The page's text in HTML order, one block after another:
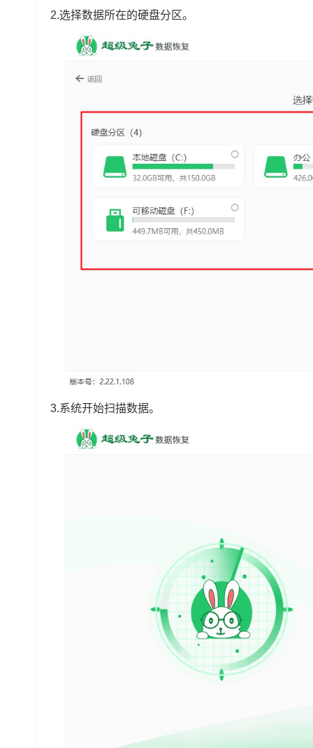
2.选择数据所在的硬盘分区。
3.系统开始扫描数据。